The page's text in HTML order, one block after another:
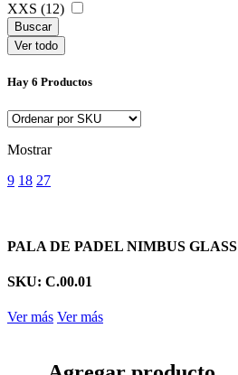
XXS (12)
Ver todo
Hay 6 Productos
Mostrar
9 18 27
PALA DE PADEL NIMBUS GLASS
SKU: C.00.01
Ver más Ver más